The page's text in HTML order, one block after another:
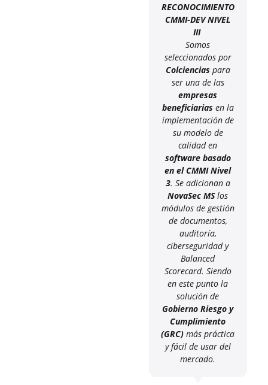
RECONOCIMIENTO
CMMI-DEV NIVEL
III
Somos
seleccionados por
Colciencias para
ser una de las
empresas
beneficiariasen la
implementación de
su modelo de
calidad en
software basado
en el CMMI Nivel
3. Se adicionan a
NovaSec MSlos
módulos de gestión
de documentos,
auditoría,
ciberseguridad y
Balanced
Scorecard. Siendo
en este punto la
solución de
Gobierno Riesgo y
Cumplimiento
(GRC)más práctica
y fácil de usar del
mercado.